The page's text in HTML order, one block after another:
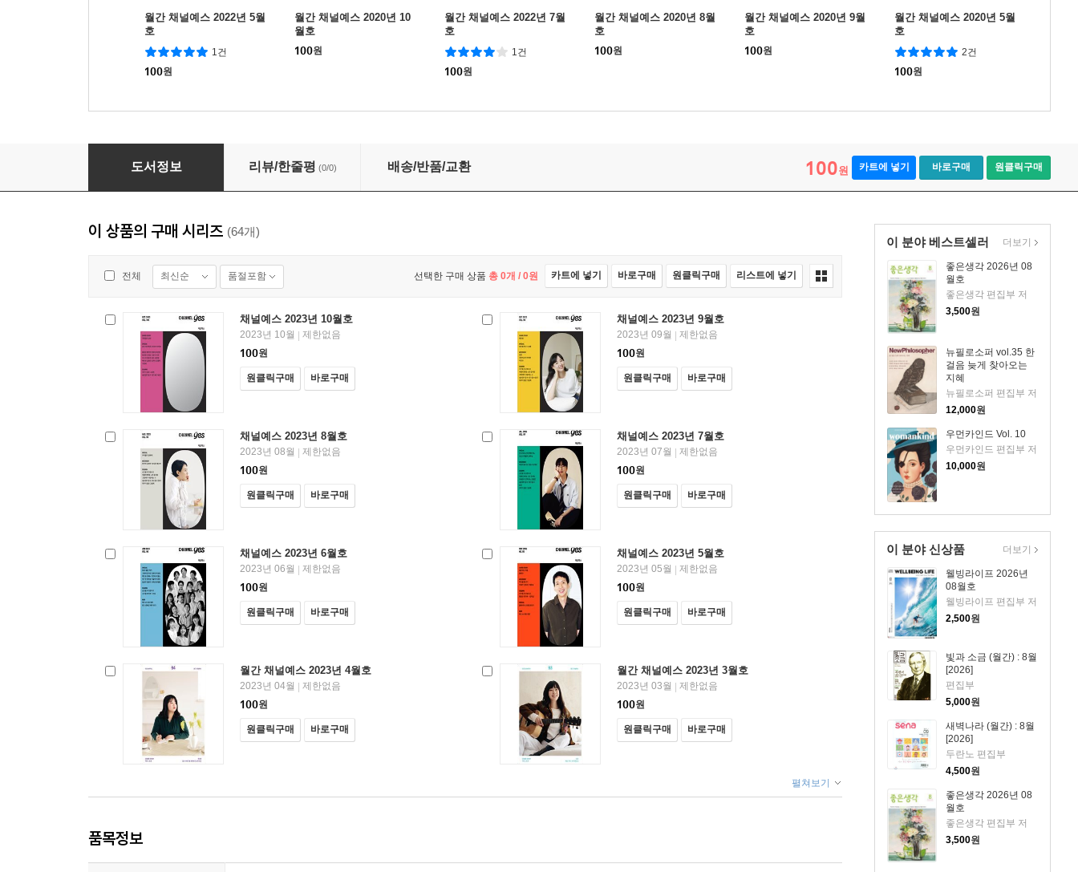
월간 채널예스 2022년 5월
호
1건
100원
월간 채널예스 2020년 10
월호
100원
월간 채널예스 2022년 7월
호
1건
100원
월간 채널예스 2020년 8월
호
100원
월간 채널예스 2020년 9월
호
100원
월간 채널예스 2020년 5월
호
2건
100원
월간 채널예스 2021년 9월호
도서정보 리뷰/한줄평 (0/0) 배송/반품/교환 100원 카트에 넣기 바로구매 원클릭구매
이 분야 베스트셀러
좋은생각 2026년 08
월호
좋은생각 편집부 저
3,500원
뉴필로소퍼 vol.35 한
걸음 늦게 찾아오는
지혜
뉴필로소퍼 편집부 저
12,000원
우먼카인드 Vol. 10
우먼카인드 편집부 저
10,000원
더보기
이 분야 신상품
웰빙라이프 2026년
08월호
웰빙라이프 편집부 저
2,500원
빛과 소금 (월간) : 8월
[2026]
편집부
5,000원
새벽나라 (월간) : 8월
[2026]
두란노 편집부
4,500원
좋은생각 2026년 08
월호
좋은생각 편집부 저
3,500원
더보기
이 상품의 구매 시리즈 (64개)
전체 최신순 품절포함 선택한 구매 상품 총 0개 / 0원 카트에 넣기 바로구매 원클릭구매 리스트에 넣기
채널예스 2023년 10월호
2023년 10월
제한없음
100원
원클릭구매 바로구매
채널예스 2023년 9월호
2023년 09월
제한없음
100원
원클릭구매 바로구매
채널예스 2023년 8월호
2023년 08월
제한없음
100원
원클릭구매 바로구매
채널예스 2023년 7월호
2023년 07월
제한없음
100원
원클릭구매 바로구매
채널예스 2023년 6월호
2023년 06월
제한없음
100원
원클릭구매 바로구매
채널예스 2023년 5월호
2023년 05월
제한없음
100원
원클릭구매 바로구매
월간 채널예스 2023년 4월호
2023년 04월
제한없음
100원
원클릭구매 바로구매
월간 채널예스 2023년 3월호
2023년 03월
제한없음
100원
원클릭구매 바로구매
펼쳐보기
품목정보